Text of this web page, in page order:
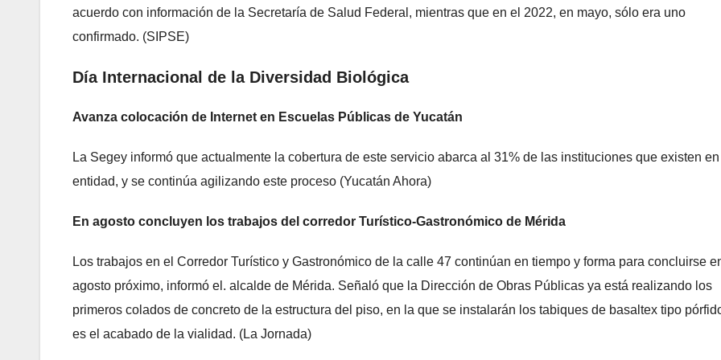
acuerdo con información de la Secretaría de Salud Federal, mientras que en el 2022, en mayo, sólo era uno
confirmado. (SIPSE)
Día Internacional de la Diversidad Biológica
Avanza colocación de Internet en Escuelas Públicas de Yucatán
La Segey informó que actualmente la cobertura de este servicio abarca al 31% de las instituciones que existen
entidad, y se continúa agilizando este proceso (Yucatán Ahora)
En agosto concluyen los trabajos del corredor Turístico-Gastronómico de Mérida
Los trabajos en el Corredor Turístico y Gastronómico de la calle 47 continúan en tiempo y forma para concluirse
agosto próximo, informó el. alcalde de Mérida. Señaló que la Dirección de Obras Públicas ya está realizando los
primeros colados de concreto de la estructura del piso, en la que se instalarán los tabiques de basaltex tipo
es el acabado de la vialidad. (La Jornada)